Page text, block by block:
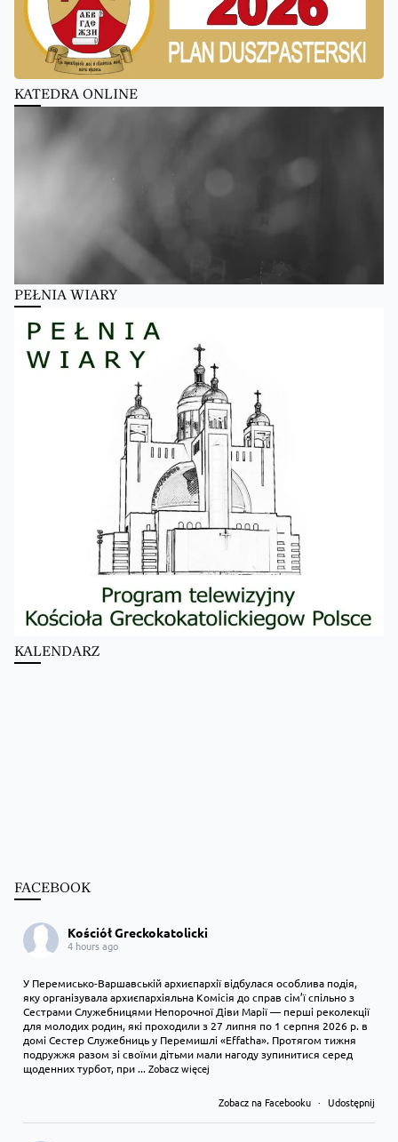
KATEDRA ONLINE
PEŁNIA WIARY
KALENDARZ
FACEBOOK
Kościół Greckokatolicki
4 hours ago
У Перемисько-Варшавській архиєпархії відбулася особлива подія,
яку організувала архиєпархіяльна Комісія до справ сім’ї спільно з
Сестрами Служебницями Непорочної Діви Марії — перші реколекції
для молодих родин, які проходили з 27 липня по 1 серпня 2026 р. в
домі Сестер Служебниць у Перемишлі «Effatha». Протягом тижня
подружжя разом зі своїми дітьми мали нагоду зупинитися серед
щоденних турбот, при...Zobacz więcej
Zobacz na Facebooku · Udostępnij